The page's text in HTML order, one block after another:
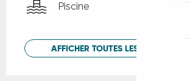
Piscine
AFFICHER TOUTES LES PRESTATIONS